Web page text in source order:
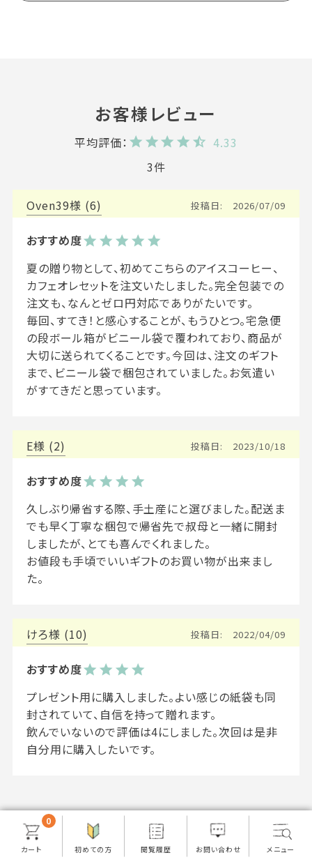
4.33
3
Oven39 6 投稿日 2026/07/09
夏の贈り物として、初めてこちらのアイスコーヒー、
カフェオレセットを注文いたしました。完全包装での
注文も、なんとゼロ円対応でありがたいです。
毎回、すてき！と感心することが、もうひとつ。宅急便
の段ボール箱がビニール袋で覆われており、商品が
大切に送られてくることです。今回は、注文のギフト
まで、ビニール袋で梱包されていました。お気遣い
がすてきだと思っています。
E 2 投稿日 2023/10/18
久しぶり帰省する際、手土産にと選びました。配送ま
でも早く丁寧な梱包で帰省先で叔母と一緒に開封
しましたが、とても喜んでくれました。
お値段も手頃でいいギフトのお買い物が出来まし
た。
けろ 10 投稿日 2022/04/09
プレゼント用に購入しました。よい感じの紙袋も同
封されていて、自信を持って贈れます。
飲んでいないので評価は4にしました。次回は是非
自分用に購入したいです。
0